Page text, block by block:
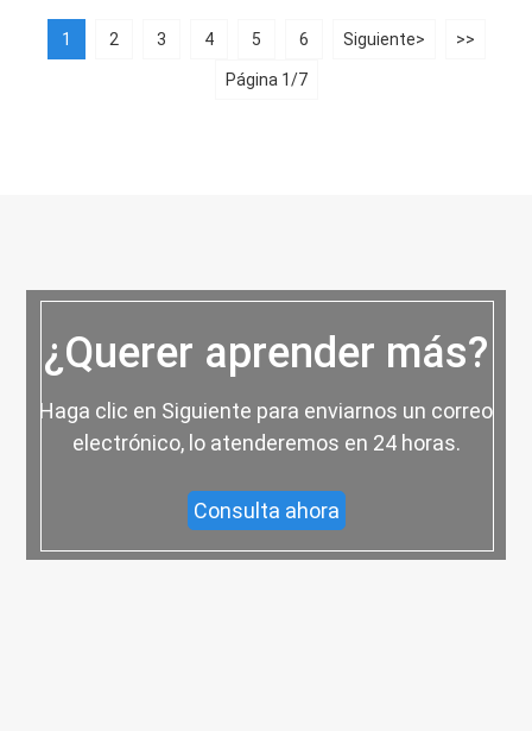
1 2 3 4 5 6 Siguiente> >>
Página 1/7
¿Querer aprender más?
Haga clic en Siguiente para enviarnos un correo
electrónico, lo atenderemos en 24 horas.
Consulta ahora